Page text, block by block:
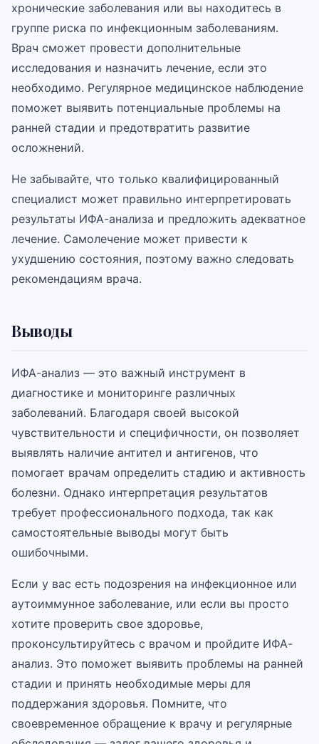
хронические заболевания или вы находитесь в
группе риска по инфекционным заболеваниям.
Врач сможет провести дополнительные
исследования и назначить лечение, если это
необходимо. Регулярное медицинское наблюдение
поможет выявить потенциальные проблемы на
ранней стадии и предотвратить развитие
осложнений.
Не забывайте, что только квалифицированный
специалист может правильно интерпретировать
результаты ИФА-анализа и предложить адекватное
лечение. Самолечение может привести к
ухудшению состояния, поэтому важно следовать
рекомендациям врача.
Выводы
ИФА-анализ — это важный инструмент в
диагностике и мониторинге различных
заболеваний. Благодаря своей высокой
чувствительности и специфичности, он позволяет
выявлять наличие антител и антигенов, что
помогает врачам определить стадию и активность
болезни. Однако интерпретация результатов
требует профессионального подхода, так как
самостоятельные выводы могут быть
ошибочными.
Если у вас есть подозрения на инфекционное или
аутоиммунное заболевание, или если вы просто
хотите проверить свое здоровье,
проконсультируйтесь с врачом и пройдите ИФА-
анализ. Это поможет выявить проблемы на ранней
стадии и принять необходимые меры для
поддержания здоровья. Помните, что
своевременное обращение к врачу и регулярные